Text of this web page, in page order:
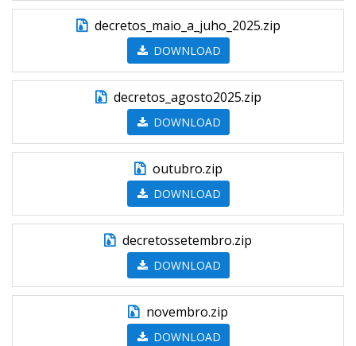
decretos_maio_a_juho_2025.zip
DOWNLOAD
decretos_agosto2025.zip
DOWNLOAD
outubro.zip
DOWNLOAD
decretossetembro.zip
DOWNLOAD
novembro.zip
DOWNLOAD